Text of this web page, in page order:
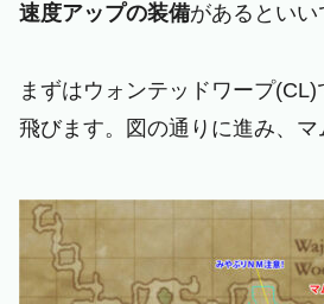
速度アップの装備があるといい
まずはウォンテッドワープ
飛びます。図の通りに進み、マ